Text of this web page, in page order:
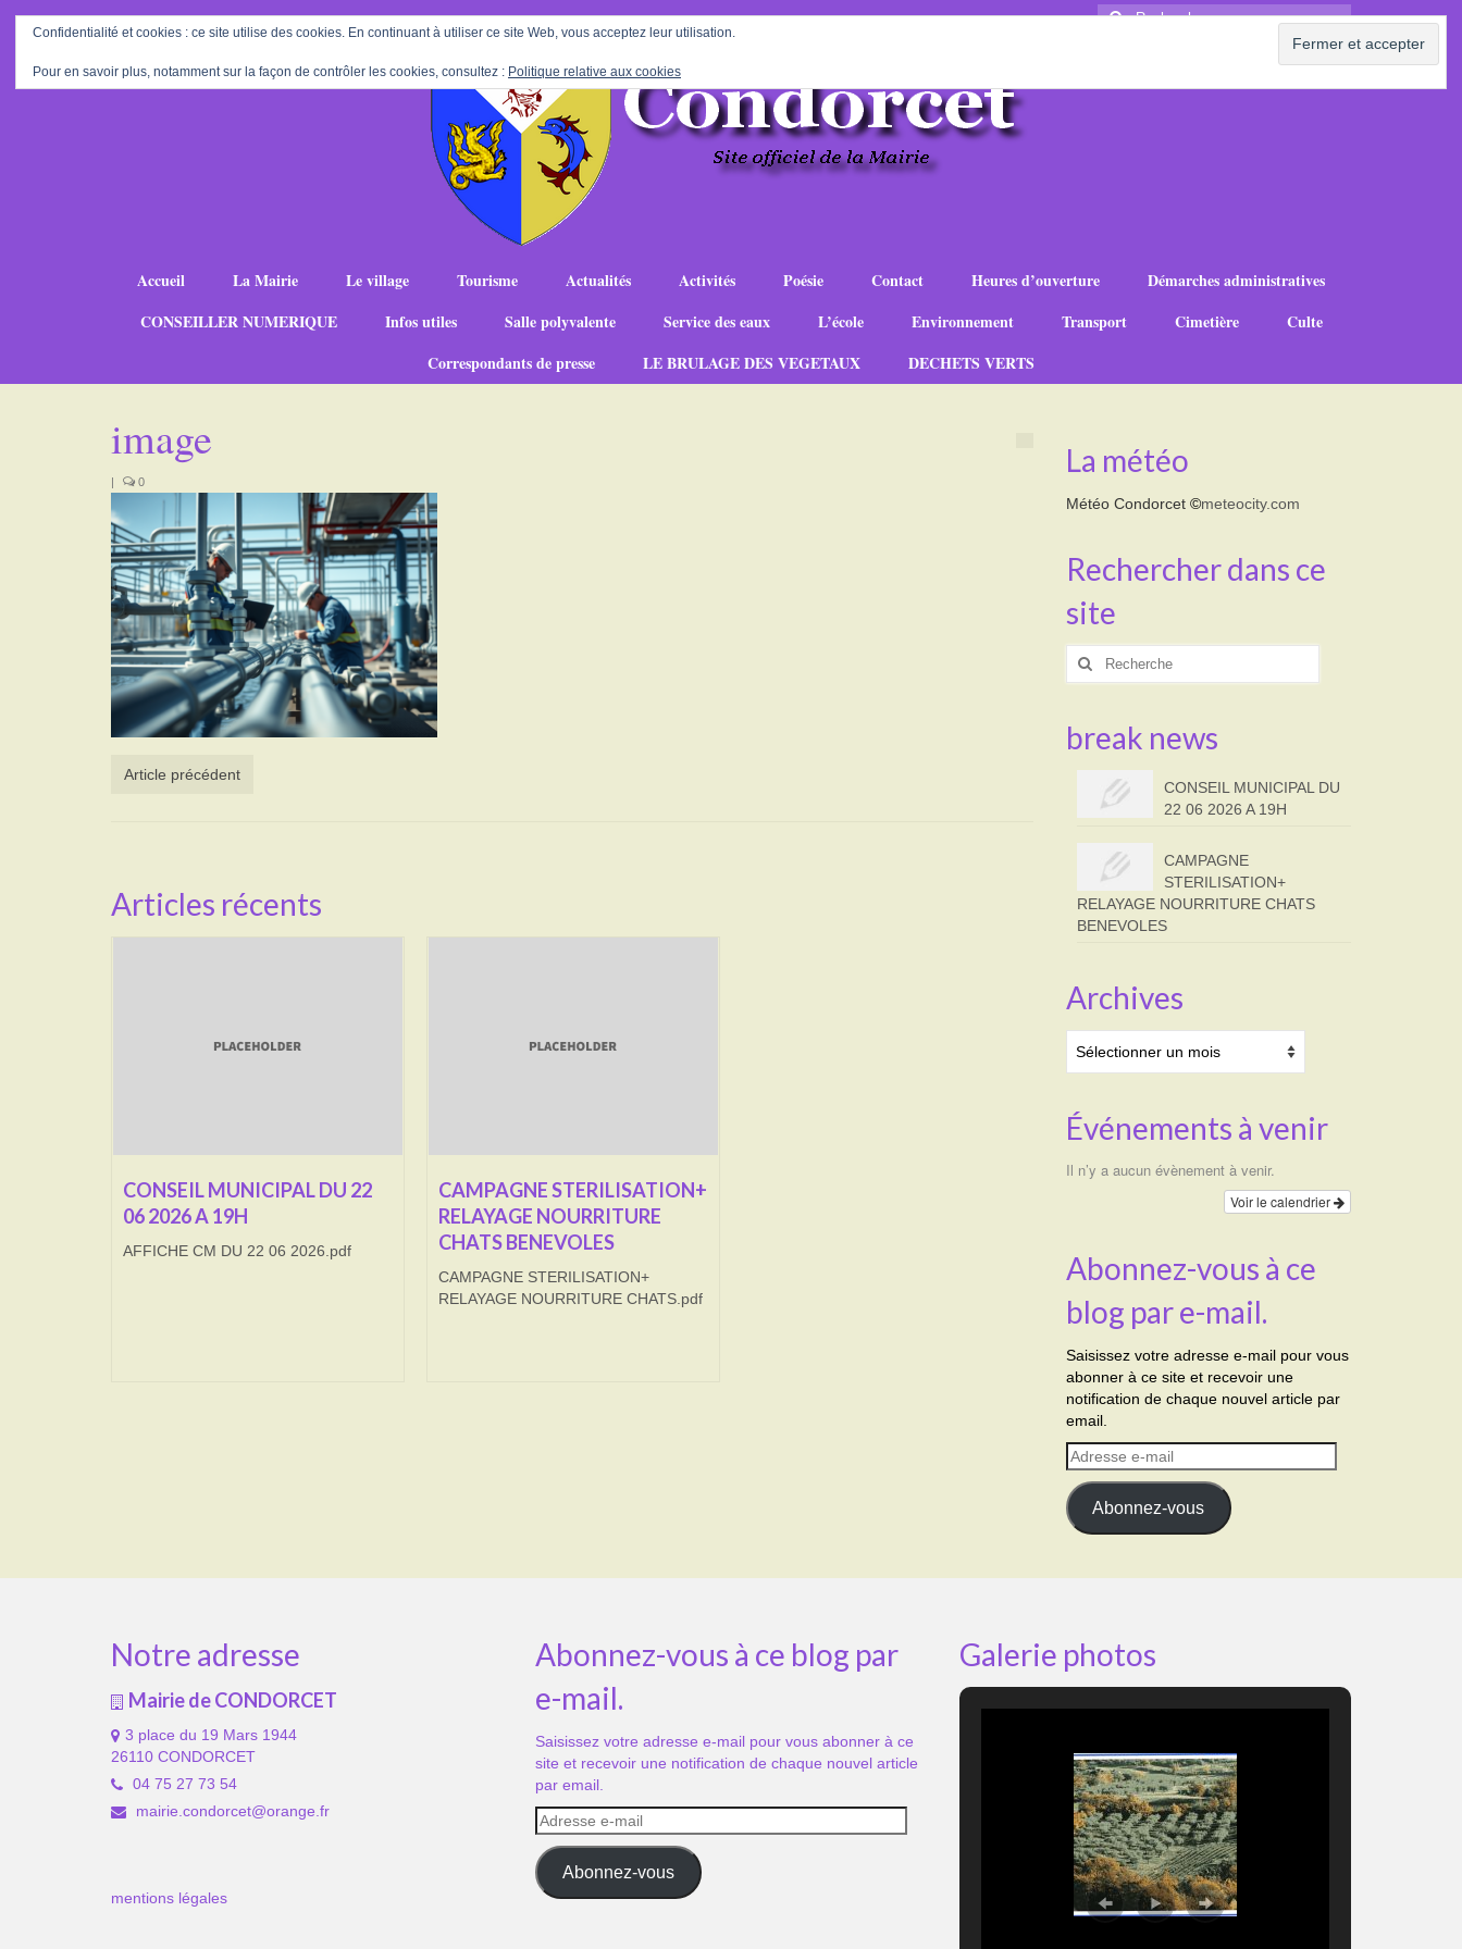
Rechercher
Accueil La Mairie Le village Tourisme Actualités Activités Poésie Contact Heures d’ouverture
Démarches administratives
CONSEILLER NUMERIQUE
Infos utiles Salle polyvalente Service des eaux L’école Environnement Transport Cimetière
Culte
Correspondants de presse
LE BRULAGE DES VEGETAUX DECHETS VERTS
image
| 0
Article précédent
Articles récents
CONSEIL MUNICIPAL DU 22
06 2026 A 19H
AFFICHE CM DU 22 06 2026.pdf
CAMPAGNE STERILISATION+
RELAYAGE NOURRITURE
CHATS BENEVOLES
CAMPAGNE STERILISATION+
RELAYAGE NOURRITURE CHATS.pdf
La météo
Météo Condorcet©meteocity.com
Rechercher dans ce
site
Rechercher
break news
CONSEIL MUNICIPAL DU
22 06 2026 A 19H
CAMPAGNE
STERILISATION+
RELAYAGE NOURRITURE CHATS
BENEVOLES
Archives
Événements à venir
Il n’y a aucun évènement à venir.
Voir le calendrier
Abonnez-vous à ce
blog par e-mail.
Saisissez votre adresse e-mail pour vous
abonner à ce site et recevoir une
notification de chaque nouvel article par
email.
Adresse
e-
mail
Abonnez-vous
Notre adresse
Mairie de CONDORCET
3 place du 19 Mars 1944
26110 CONDORCET
04 75 27 73 54
mairie.condorcet@orange.fr
mentions légales
Abonnez-vous à ce blog par
e-mail.
Saisissez votre adresse e-mail pour vous abonner à ce
site et recevoir une notification de chaque nouvel article
par email.
Adresse
e-
mail
Abonnez-vous
Galerie photos
Confidentialité et cookies : ce site utilise des cookies. En continuant à utiliser ce site Web, vous acceptez leur utilisation.
Pour en savoir plus, notamment sur la façon de contrôler les cookies, consultez : Politique relative aux cookies